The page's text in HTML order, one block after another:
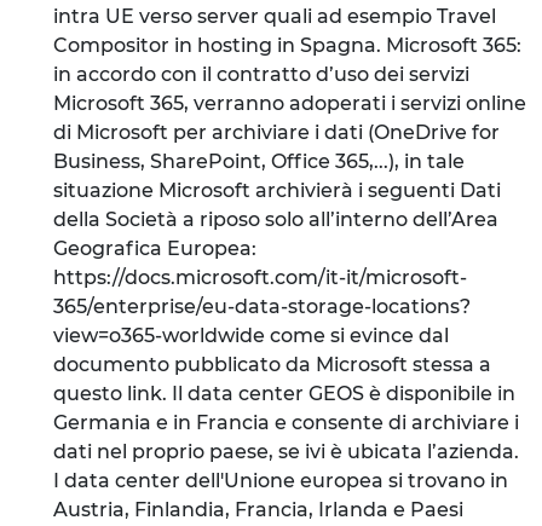
intra UE verso server quali ad esempio Travel
Compositor in hosting in Spagna. Microsoft 365:
in accordo con il contratto d’uso dei servizi
Microsoft 365, verranno adoperati i servizi online
di Microsoft per archiviare i dati (OneDrive for
Business, SharePoint, Office 365,...), in tale
situazione Microsoft archivierà i seguenti Dati
della Società a riposo solo all’interno dell’Area
Geografica Europea:
https://docs.microsoft.com/it-it/microsoft-
365/enterprise/eu-data-storage-locations?
view=o365-worldwide come si evince dal
documento pubblicato da Microsoft stessa a
questo link. Il data center GEOS è disponibile in
Germania e in Francia e consente di archiviare i
dati nel proprio paese, se ivi è ubicata l’azienda.
I data center dell'Unione europea si trovano in
Austria, Finlandia, Francia, Irlanda e Paesi